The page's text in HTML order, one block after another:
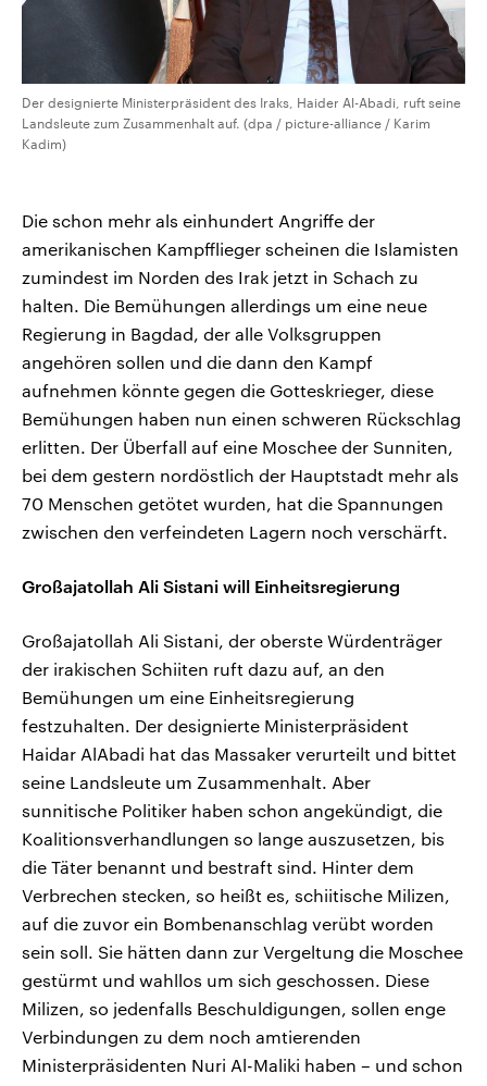
Der designierte Ministerpräsident des Iraks, Haider Al-Abadi, ruft seine
Landsleute zum Zusammenhalt auf. (dpa / picture-alliance / Karim
Kadim)
Die schon mehr als einhundert Angriffe der
amerikanischen Kampfflieger scheinen die Islamisten
zumindest im Norden des Irak jetzt in Schach zu
halten. Die Bemühungen allerdings um eine neue
Regierung in Bagdad, der alle Volksgruppen
angehören sollen und die dann den Kampf
aufnehmen könnte gegen die Gotteskrieger, diese
Bemühungen haben nun einen schweren Rückschlag
erlitten. Der Überfall auf eine Moschee der Sunniten,
bei dem gestern nordöstlich der Hauptstadt mehr als
70 Menschen getötet wurden, hat die Spannungen
zwischen den verfeindeten Lagern noch verschärft.
Großajatollah Ali Sistani will Einheitsregierung
Großajatollah Ali Sistani, der oberste Würdenträger
der irakischen Schiiten ruft dazu auf, an den
Bemühungen um eine Einheitsregierung
festzuhalten. Der designierte Ministerpräsident
Haidar AlAbadi hat das Massaker verurteilt und bittet
seine Landsleute um Zusammenhalt. Aber
sunnitische Politiker haben schon angekündigt, die
Koalitionsverhandlungen so lange auszusetzen, bis
die Täter benannt und bestraft sind. Hinter dem
Verbrechen stecken, so heißt es, schiitische Milizen,
auf die zuvor ein Bombenanschlag verübt worden
sein soll. Sie hätten dann zur Vergeltung die Moschee
gestürmt und wahllos um sich geschossen. Diese
Milizen, so jedenfalls Beschuldigungen, sollen enge
Verbindungen zu dem noch amtierenden
Ministerpräsidenten Nuri Al-Maliki haben – und schon